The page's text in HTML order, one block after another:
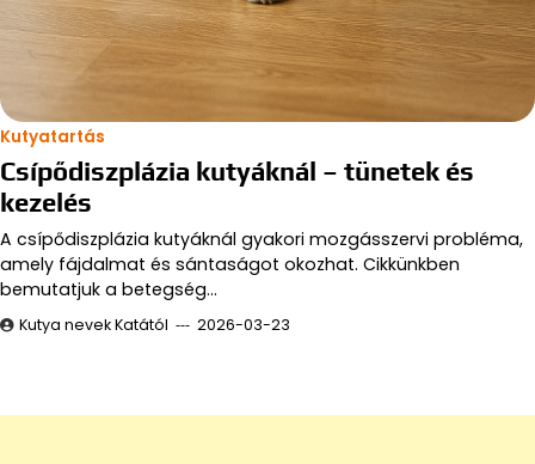
Kutyatartás
Csípődiszplázia kutyáknál – tünetek és
kezelés
A csípődiszplázia kutyáknál gyakori mozgásszervi probléma,
amely fájdalmat és sántaságot okozhat. Cikkünkben
bemutatjuk a betegség…
Kutya nevek Katától 2026-03-23